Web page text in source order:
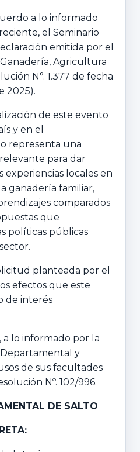
a lo informado
el Seminario
emitida por el
Agricultura
N°. 1.377 de fecha
2025).
de este evento
y en el
representa una
para dar
experiencias locales en
ganadería familiar,
comparados
que
políticas públicas
planteada por el
efectos que este
de interés
a lo informado por la
y
de sus facultades
Nº. 102/996.
DE SALTO
: